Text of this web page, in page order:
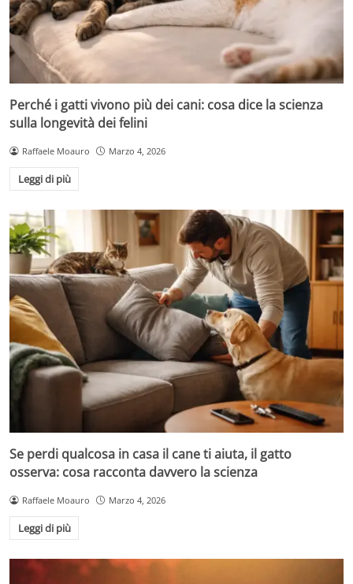
Perché i gatti vivono più dei cani: cosa dice la scienza
sulla longevità dei felini
Raffaele Moauro Marzo 4, 2026
Leggi di più
Se perdi qualcosa in casa il cane ti aiuta, il gatto
osserva: cosa racconta davvero la scienza
Raffaele Moauro Marzo 4, 2026
Leggi di più